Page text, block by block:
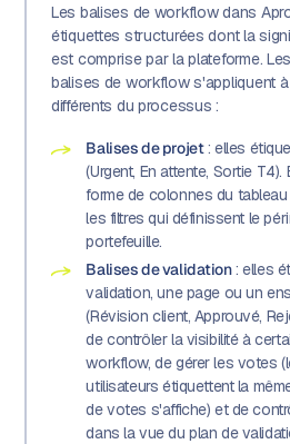
Les balises de workflow dans
étiquettes structurées dont la
est comprise par la plateforme.
balises de workflow s'appliquent
différents du processus :
Balises de projet: elles
(Urgent, En attente, Sortie
forme de colonnes du
les filtres qui définissent le
portefeuille.
Balises de validation: elles
validation, une page ou un
(Révision client, Approuvé,
de contrôler la visibilité à
workflow, de gérer les votes
utilisateurs étiquettent la
de votes s'affiche) et de
dans la vue du plan de